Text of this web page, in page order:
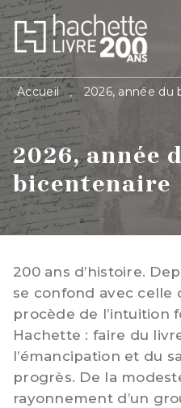
MENU
PIED DE PAGE
Accueil • 2026, année du
2026, année
bicentenaire
200 ans d’histoire.
se confond avec celle
procède de l’intuition
Hachette : faire du
l’émancipation et du
progrès. De la
rayonnement d’un